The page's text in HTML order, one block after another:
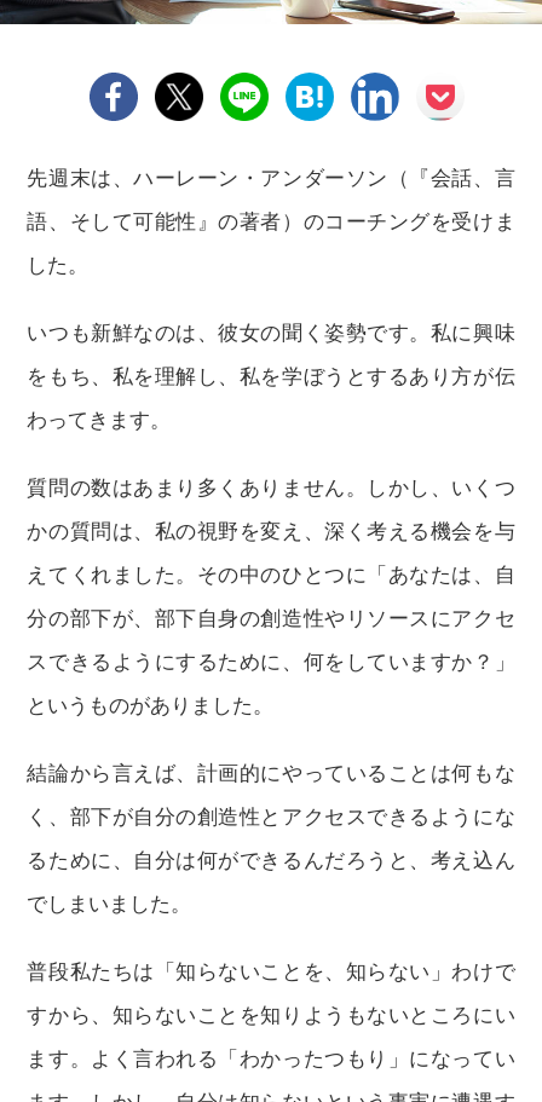
先週末は、ハーレーン・アンダーソン（『会話、言
語、そして可能性』の著者）のコーチングを受けま
した。
いつも新鮮なのは、彼女の聞く姿勢です。私に興味
をもち、私を理解し、私を学ぼうとするあり方が伝
わってきます。
質問の数はあまり多くありません。しかし、いくつ
かの質問は、私の視野を変え、深く考える機会を与
えてくれました。その中のひとつに「あなたは、自
分の部下が、部下自身の創造性やリソースにアクセ
スできるようにするために、何をしていますか？」
というものがありました。
結論から言えば、計画的にやっていることは何もな
く、部下が自分の創造性とアクセスできるようにな
るために、自分は何ができるんだろうと、考え込ん
でしまいました。
普段私たちは「知らないことを、知らない」わけで
すから、知らないことを知りようもないところにい
ます。よく言われる「わかったつもり」になってい